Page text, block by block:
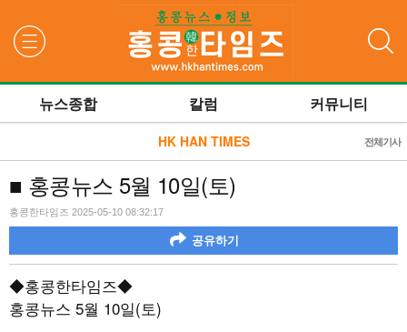
뉴스종합 칼럼 커뮤니티
HK HAN TIMES 전체기사
■ 홍콩뉴스 5월 10일(토)
홍콩한타임즈 2025-05-10 08:32:17
공유하기
◆홍콩한타임즈◆
홍콩뉴스 5월 10일(토)